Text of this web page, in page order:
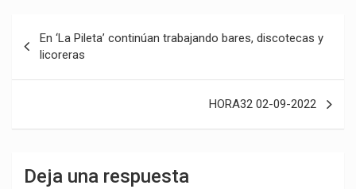
de
entradas
En ‘La Pileta’ continúan trabajando bares, discotecas y
licoreras
HORA32 02-09-2022
Deja una respuesta